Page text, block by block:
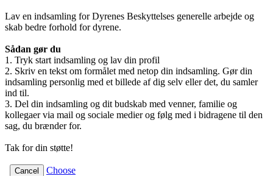
Lav en indsamling for Dyrenes Beskyttelses generelle arbejde og
skab bedre forhold for dyrene.
Sådan gør du
1. Tryk start indsamling og lav din profil
2. Skriv en tekst om formålet med netop din indsamling. Gør din
indsamling personlig med et billede af dig selv eller det, du samler
ind til.
3. Del din indsamling og dit budskab med venner, familie og
kollegaer via mail og sociale medier og følg med i bidragene til den
sag, du brænder for.
Tak for din støtte!
Cancel
Choose